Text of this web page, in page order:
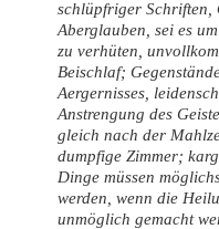
schlüpfriger Schriften,
Aberglauben, sei es
zu verhüten,
Beischlaf;
Aergernisses,
Anstrengung des
gleich nach der
dumpfige Zimmer;
Dinge müssen
werden, wenn die
unmöglich gemacht